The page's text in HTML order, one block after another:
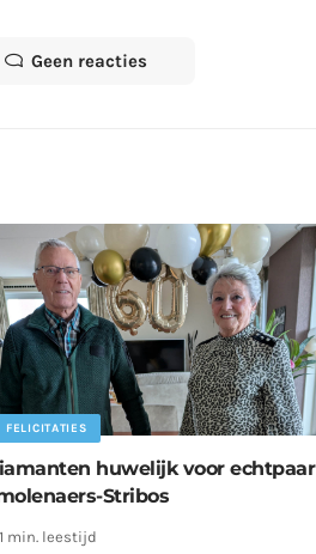
Geen reacties
FELICITATIES
huwelijk voor echtpaar
Stribos
1 min. leestijd